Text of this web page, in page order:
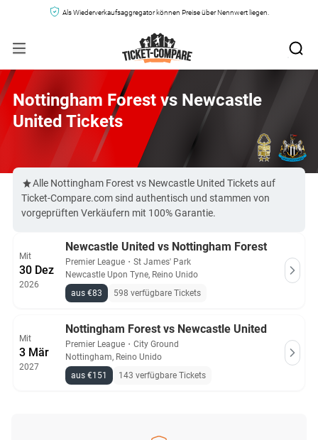
Als Wiederverkaufsaggregator können Preise über Nennwert liegen.
Nottingham Forest vs Newcastle
United Tickets
Alle Nottingham Forest vs Newcastle United Tickets auf
Ticket-Compare.com sind authentisch und stammen von
vorgeprüften Verkäufern mit 100% Garantie.
Mit
30 Dez
2026
Newcastle United vs Nottingham Forest
Premier League ・ St James' Park
Newcastle Upon Tyne, Reino Unido
aus €83
598 verfügbare Tickets
Mit
3 Mär
2027
Nottingham Forest vs Newcastle United
Premier League ・ City Ground
Nottingham, Reino Unido
aus €151
143 verfügbare Tickets